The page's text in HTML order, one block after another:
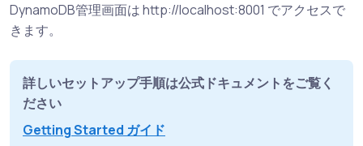
DynamoDB管理画面は http://localhost:8001 でアクセスで
きます。
詳しいセットアップ手順は公式ドキュメントをご覧く
ださい
Getting Started ガイド